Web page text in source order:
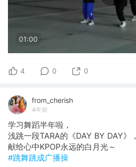
01:00
4 0 0
from_cherish
4年前
学习舞蹈半年啦，
浅跳一段TARA的《DAY BY DAY》，
献给心中KPOP永远的白月光～
#跳舞跳成广播操